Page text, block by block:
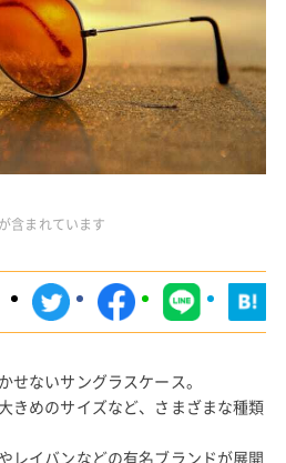
含まれています
せないサングラスケース。
きめのサイズなど、さまざまな種類
レイバンなどの有名ブランドが展開